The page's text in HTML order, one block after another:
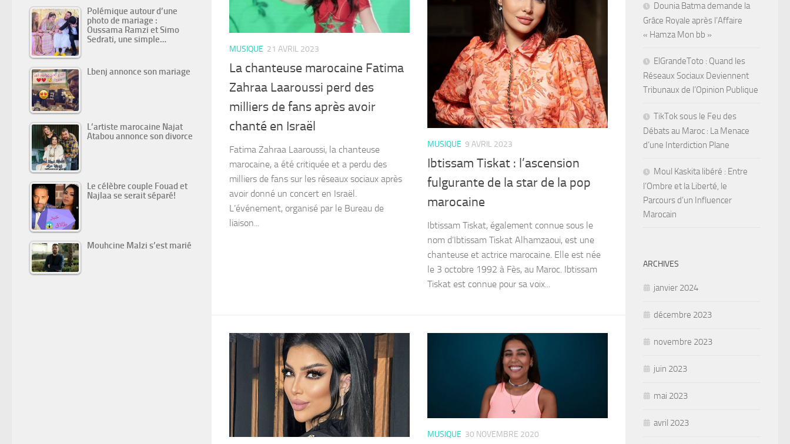
MUSIQUE 21 AVRIL 2023
La chanteuse marocaine Fatima
Zahraa Laaroussi perd des
milliers de fans après avoir
chanté en Israël
Fatima Zahraa Laaroussi, la chanteuse
marocaine, a été critiquée et a perdu des
milliers de fans sur les réseaux sociaux après
avoir donné un concert en Israël.
L’événement, organisé par le Bureau de
liaison...
MUSIQUE 9 AVRIL 2023
Ibtissam Tiskat : l’ascension
fulgurante de la star de la pop
marocaine
Ibtissam Tiskat, également connue sous le
nom d’Ibtissam Tiskat Alhamzaoui, est une
chanteuse et actrice marocaine. Elle est née
le 3 octobre 1992 à Fès, au Maroc. Ibtissam
Tiskat est connue pour sa voix...
MUSIQUE 30 NOVEMBRE 2020
Polémique autour d’une
photo de mariage :
Oussama Ramzi et Simo
Sedrati, une simple…
Lbenj annonce son mariage
L’artiste marocaine Najat
Atabou annonce son divorce
Le célèbre couple Fouad et
Najlaa se serait séparé!
Mouhcine Malzi s’est marié
Dounia Batma demande la
Grâce Royale après l’Affaire
« Hamza Mon bb »
ElGrandeToto : Quand les
Réseaux Sociaux Deviennent
Tribunaux de l’Opinion Publique
TikTok sous le Feu des
Débats au Maroc : La Menace
d’une Interdiction Plane
Moul Kaskita libéré : Entre
l’Ombre et la Liberté, le
Parcours d’un Influencer
Marocain
ARCHIVES
janvier 2024
décembre 2023
novembre 2023
juin 2023
mai 2023
avril 2023